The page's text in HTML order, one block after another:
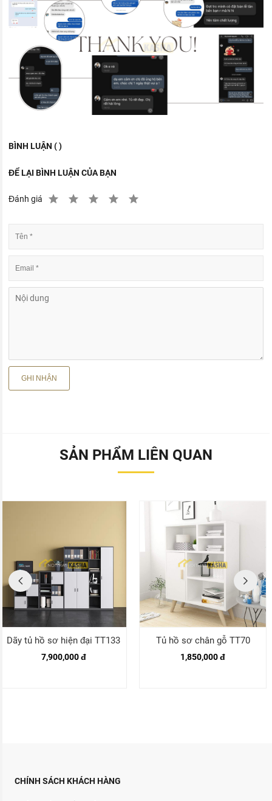
BÌNH LUẬN ( )
ĐỂ LẠI BÌNH LUẬN CỦA BẠN
Đánh giá
SẢN PHẨM LIÊN QUAN
Dãy tủ hồ sơ hiện đại TT133
7,900,000 đ
Tủ hồ sơ chân gỗ TT70
1,850,000 đ
CHÍNH SÁCH KHÁCH HÀNG